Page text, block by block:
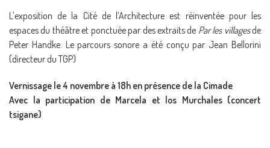
L’exposition de la Cité de l’Architecture est réinventée pour les
espaces du théâtre et ponctuée par des extraits de Par les villagesde
Peter Handke. Le parcours sonore a été conçu par Jean Bellorini
(directeur du TGP)
Vernissage le 4 novembre à 18h en présence de la Cimade
Avec la participation de Marcela et los Murchales (concert
tsigane)